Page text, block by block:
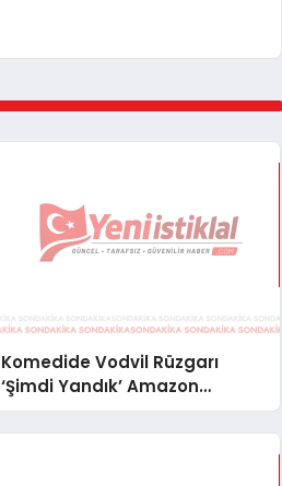
Komedide Vodvil Rüzgarı
‘Şimdi Yandık’ Amazon
Prime’da